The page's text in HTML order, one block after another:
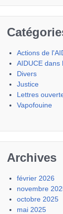
Actions de
AIDUCE dans
Divers
Justice
Lettres
Vapofouine
Archives
février 2026
novembre
octobre 2025
mai 2025